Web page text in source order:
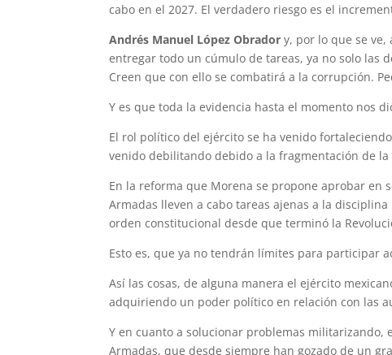
cabo en el 2027. El verdadero riesgo es el
Andrés Manuel López Obrador y, por lo que se
entregar todo un cúmulo de tareas, ya no solo las
Creen que con ello se combatirá a la corrupción.
Y es que toda la evidencia hasta el momento nos
El rol político del ejército se ha venido
venido debilitando debido a la fragmentación de
En la reforma que Morena se propone aprobar en
Armadas lleven a cabo tareas ajenas a la
orden constitucional desde que terminó la
Esto es, que ya no tendrán límites para participar
Así las cosas, de alguna manera el ejército
adquiriendo un poder político en relación con las
Y en cuanto a solucionar problemas militarizando,
Armadas, que desde siempre han gozado de un